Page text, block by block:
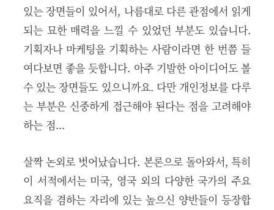
있는 장면들이 있어서, 나름대로 다른 관점에서 읽게
되는 묘한 매력을 느낄 수 있었던 부분도 있습니다.
기획자나 마케팅을 기획하는 사람이라면 한 번쯤 들
여다보면 좋을 듯합니다. 아주 기발한 아이디어도 볼
수 있는 장면들도 있으니까요. 다만 개인정보를 다루
는 부분은 신중하게 접근해야 된다는 점을 고려해야
하는 점...
살짝 논외로 벗어났습니다. 본론으로 돌아와서, 특히
이 서적에서는 미국, 영국 외의 다양한 국가의 주요
요직을 겸하는 자리에 있는 높으신 양반들이 등장합